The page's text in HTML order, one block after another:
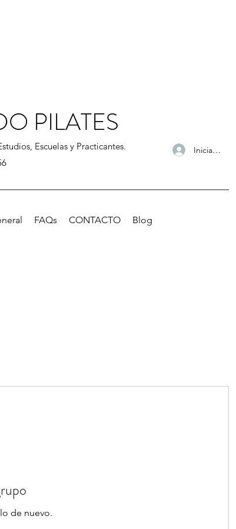
PILATES
Escuelas y Practicantes.
Iniciar sesión
FAQs CONTACTO Blog
de nuevo.